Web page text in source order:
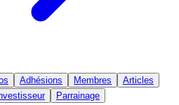
Adhésions Membres Articles
Parrainage